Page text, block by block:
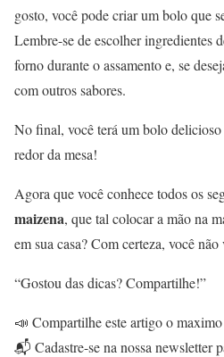
gosto, você pode criar um bolo que
Lembre-se de escolher ingredientes
forno durante o assamento e, se
com outros sabores.
No final, você terá um bolo delicioso
redor da mesa!
Agora que você conhece todos os
maizena, que tal colocar a mão na
em sua casa? Com certeza, você
“Gostou das dicas? Compartilhe!”
📣 Compartilhe este artigo o
📬 Cadastre-se na nossa newsletter